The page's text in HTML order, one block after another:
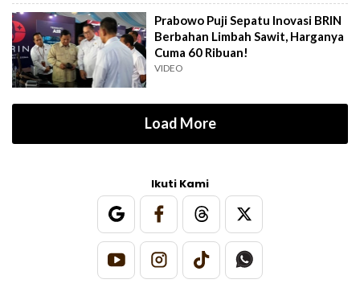
Prabowo Puji Sepatu Inovasi BRIN
Berbahan Limbah Sawit, Harganya
Cuma 60 Ribuan!
VIDEO
Load More
Ikuti Kami